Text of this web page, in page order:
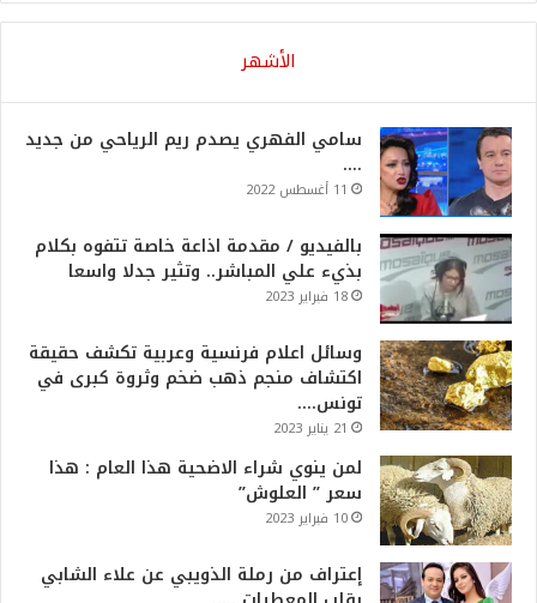
الأشهر
سامي الفهري يصدم ريم الرياحي من جديد
….
11 أغسطس 2022
بالفيديو / مقدمة اذاعة خاصة تتفوه بكلام
بذيء علي المباشر.. وتثير جدلا واسعا
18 فبراير 2023
وسائل اعلام فرنسية وعربية تكشف حقيقة
اكتشاف منجم ذهب ضخم وثروة كبرى في
تونس….
21 يناير 2023
لمن ينوي شراء الاضحية هذا العام : هذا
سعر ” العلوش”
10 فبراير 2023
إعتراف من رملة الذويبي عن علاء الشابي